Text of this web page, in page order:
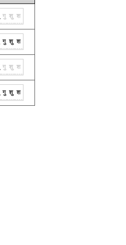
गु शु श
गु शु श
गु शु श
गु शु श